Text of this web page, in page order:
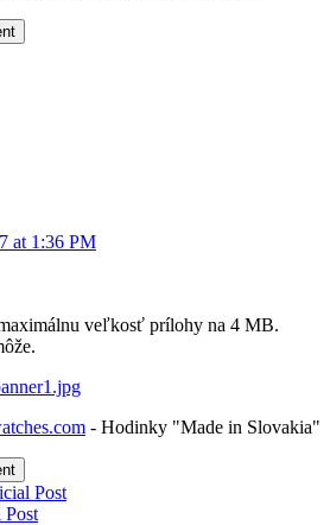
at 1:36 PM
veľkosť prílohy na 4 MB.
- Hodinky "Made in Slovakia"
Post